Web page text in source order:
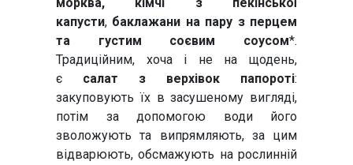
капусти, баклажани на пару з перцем
та густим соєвим соусом*.
Традиційним, хоча і не на щодень,
є салат з верхівок папороті:
закуповують їх в засушеному вигляді,
потім за допомогою води його
зволожують та випрямляють, за цим
відварюють, обсмажують на рослинній